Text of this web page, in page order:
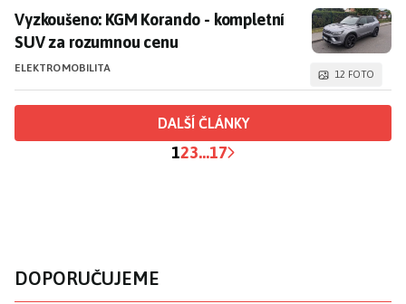
Vyzkoušeno: KGM Korando - kompletní SUV za
Vyzkoušeno: KGM Korando - kompletní
SUV za rozumnou cenu
ELEKTROMOBILITA 12 FOTO
DALŠÍ ČLÁNKY
123...17
DOPORUČUJEME